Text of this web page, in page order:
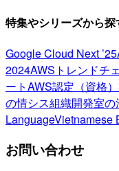
特集やシリーズから探
Google Cloud Next ’25
2024AWSトレンドチ
ートAWS認定（資格）
の情シス組織開発室の
LanguageVietnamese
お問い合わせ